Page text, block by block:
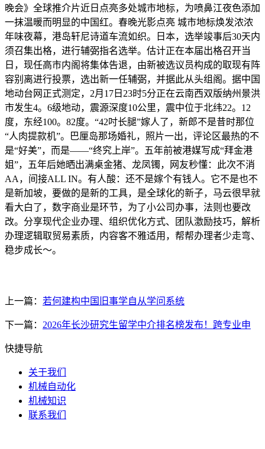
晚会》全球推介片近日点亮多处城市地标，为喷鼻江夜色添加
一抹温暖而明显的中国红。春晚光影点亮 城市地标焕发浓浓
年味夜幕，港岛轩尼诗道车流如织。日本，选举竣事后30天内
须召集出格，进行辅弼指名选举。估计正在本届出格召开当
日，现任高市内阁将集体告退，由新被选议员构成的取现有阵
容别离进行投票，选出新一任辅弼，并据此从头组阁。据中国
地动台网正式测定，2月17日23时5分正在云南西双版纳州景洪
市发生4。6级地动，震源深度10公里，震中位于北纬22。12
度，东经100。82度。“42吋长腿”嫁人了，新郎不是昔时那位
“人肉提款机”。巴厘岛那场婚礼，照片一出，评论区最热的不
是“好美”，而是——“终究上岸”。五年前被港媒写成“拜金港
姐”，五年后她晒出满桌金猪、龙凤镯，网友秒懂：此次不消
AA，间接ALL IN。有人酸：还不是嫁个有钱人。它不是也不
是新加坡，要做的是新的工具，是全球化的新子，马云很早就
看大白了，数字商业是环节，为了小公司办事，法则也要改
改。分享现代企业办理、组织优化方式、团队激励技巧，解析
办理逻辑取贸易素质，内容客不雅适用，帮帮办理者少走弯、
稳步成长～。
上一篇： 若何建构中国旧事学自从学问系统
下一篇： 2026年长沙研究生留学中介排名榜发布！跨专业申
快捷导航
关于我们
机械自动化
机械知识
联系我们